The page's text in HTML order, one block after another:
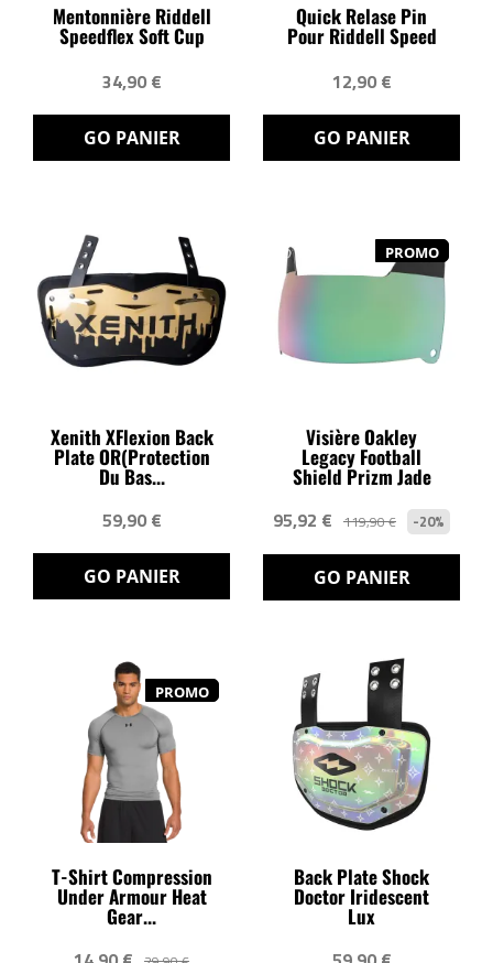
Mentonnière Riddell
Speedflex Soft Cup
34,90 €
GO PANIER
Quick Relase Pin
Pour Riddell Speed
12,90 €
GO PANIER
Xenith XFlexion Back
Plate OR(protection
Du Bas...
59,90 €
GO PANIER
PROMO
Visière Oakley
Legacy Football
Shield Prizm Jade
95,92 € 119,90 € -20%
GO PANIER
PROMO
T-Shirt Compression
Under Armour Heat
Gear...
Back Plate Shock
Doctor Iridescent
Lux